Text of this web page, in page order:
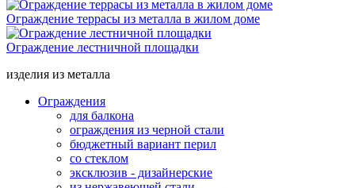
Ограждение террасы из металла в жилом доме
Ограждение лестничной площадки
изделия из металла
Ограждения
для балкона
ограждения из черной стали
бюджетный вариант перил
со стеклом
эксклюзив - дизайнерские